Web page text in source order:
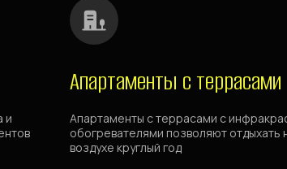
Апартаменты с террасами с
обогревателями позволяют отдыхать
воздухе круглый год
Апартаменты с террасами
и